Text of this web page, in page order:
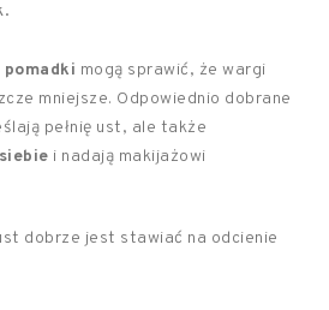
mogą sprawić, że wargi
mniejsze. Odpowiednio dobrane
pełnię ust, ale także
i nadają makijażowi
dobrze jest stawiać na odcienie